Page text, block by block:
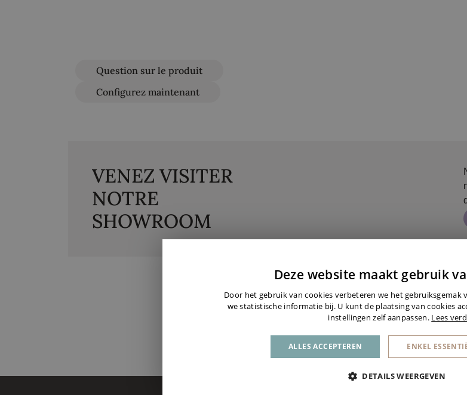
Question sur le produit
Configurez maintenant
VENEZ VISITER
NOTRE
SHOWROOM
Deze website maakt gebruik
Door het gebruik van cookies verbeteren we het gebruiksgemak
we statistische informatie bij. U kunt de plaatsing van cookies
instellingen zelf aanpassen. Lees
ALLES ACCEPTEREN ENKEL
DETAILS WEERGEVEN